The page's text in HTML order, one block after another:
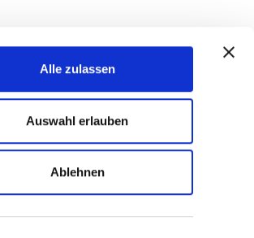
Alle zulassen
Auswahl erlauben
Ablehnen